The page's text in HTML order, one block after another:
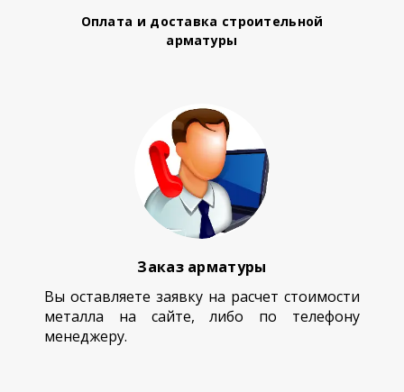
Оплата и доставка строительной
арматуры
Заказ арматуры
Вы оставляете заявку на расчет стоимости
металла на сайте, либо по телефону
менеджеру.